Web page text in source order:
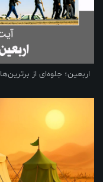
اربعین؛ جلوه‌ای از برترین‌ها